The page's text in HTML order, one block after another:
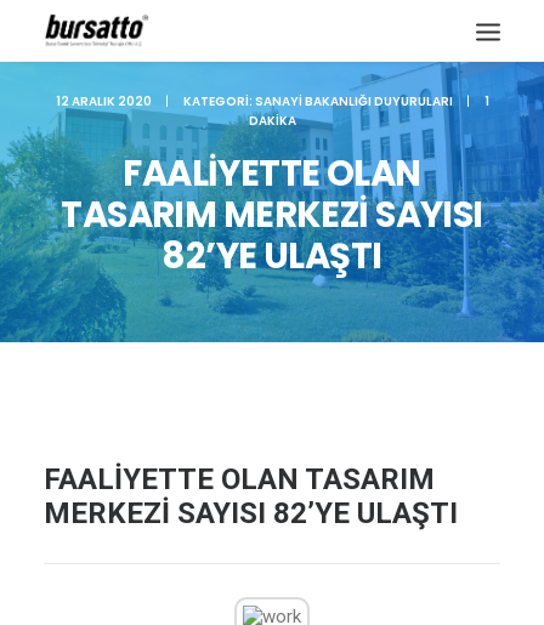
Site içi arama
12 ARALIK 2020 | KATEGORI: SANAYI BAKANLIĞI DUYURULARI |
1
DAKIKA
FAALİYETTE OLAN
TASARIM MERKEZİ SAYISI
82’YE ULAŞTI
FAALİYETTE OLAN TASARIM
MERKEZİ SAYISI 82’YE ULAŞTI